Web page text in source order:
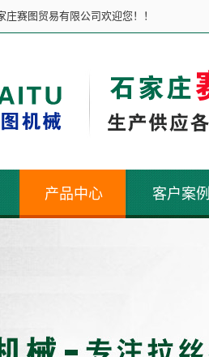
庄赛图贸易有限公司欢迎您！！
产品中心 客户案例